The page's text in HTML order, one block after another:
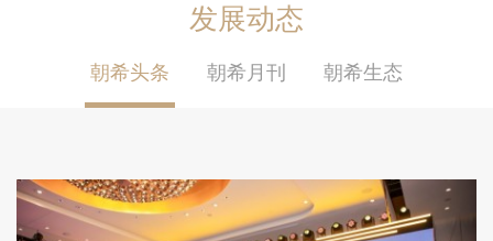
发展动态
朝希头条 朝希月刊 朝希生态